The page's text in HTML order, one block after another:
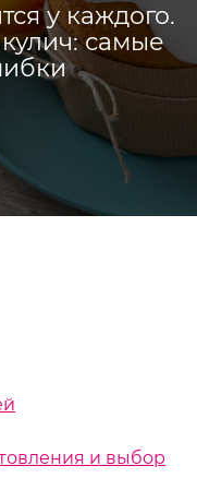
у каждого.
самые
и выбор